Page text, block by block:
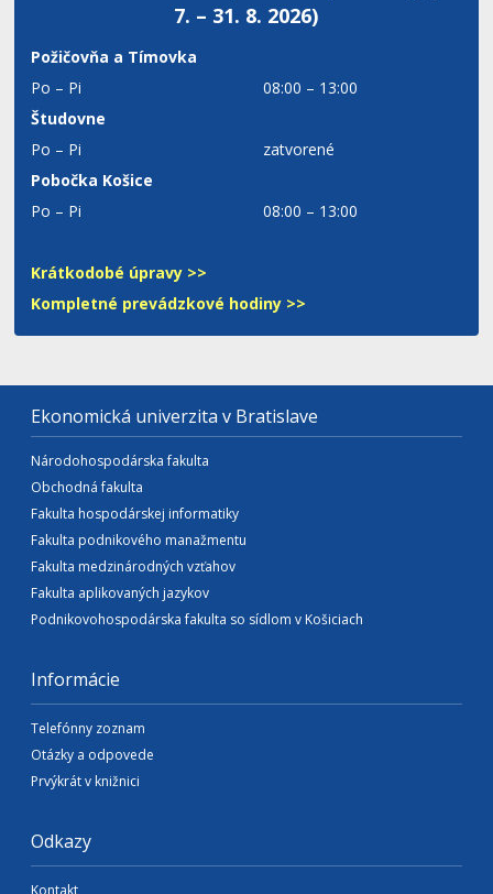
7. – 31. 8. 2026)
Požičovňa a Tímovka
Po – Pi
08:00 – 13:00
Študovne
Po – Pi
zatvorené
Pobočka Košice
Po – Pi
08:00 – 13:00
Krátkodobé úpravy >>
Kompletné prevádzkové hodiny >>
Ekonomická univerzita v Bratislave
Národohospodárska fakulta
Obchodná fakulta
Fakulta hospodárskej informatiky
Fakulta podnikového manažmentu
Fakulta medzinárodných vzťahov
Fakulta aplikovaných jazykov
Podnikovohospodárska fakulta so sídlom v Košiciach
Informácie
Telefónny zoznam
Otázky a odpovede
Prvýkrát v knižnici
Odkazy
Kontakt